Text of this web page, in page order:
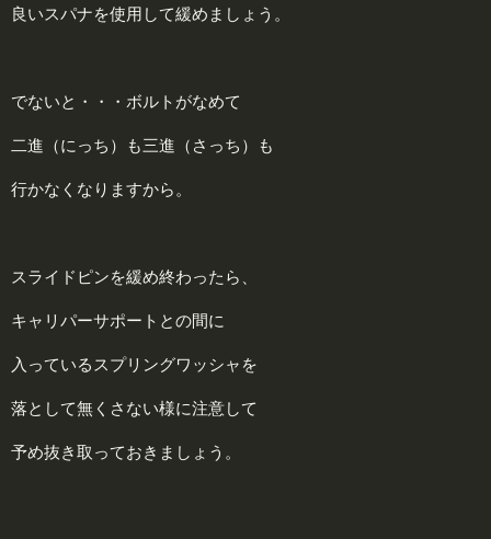
良いスパナを使用して緩めましょう。
でないと・・・ボルトがなめて
二進（にっち）も三進（さっち）も
行かなくなりますから。
スライドピンを緩め終わったら、
キャリパーサポートとの間に
入っているスプリングワッシャを
落として無くさない様に注意して
予め抜き取っておきましょう。